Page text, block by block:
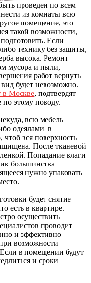
проведен по всем
из комнаты всю
помещение, это
такой возможности,
Если
технику без защиты,
высока. Ремонт
мусора и пыли,
работ вернуть
будет невозможно.
в Москве, подтвердят
по этому поводу.
всю мебель
одеялами, в
чтоб вся поверхность
После тканевой
Попадание влаги
большинства
нужно упаковать
будет снятие
есть в квартире.
осуществить
проводит
и эффективно
возможности
Если в помещении будут
и сроки